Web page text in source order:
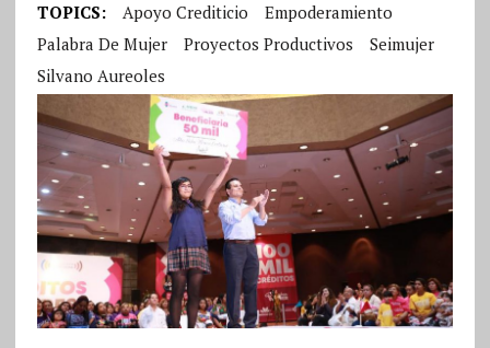
TOPICS: Apoyo Crediticio
Empoderamiento
Palabra De Mujer
Proyectos Productivos
Seimujer
Silvano Aureoles